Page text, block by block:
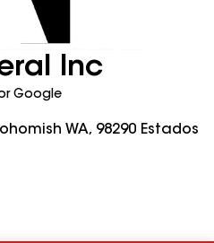
Inc
Google
WA, 98290 Estados